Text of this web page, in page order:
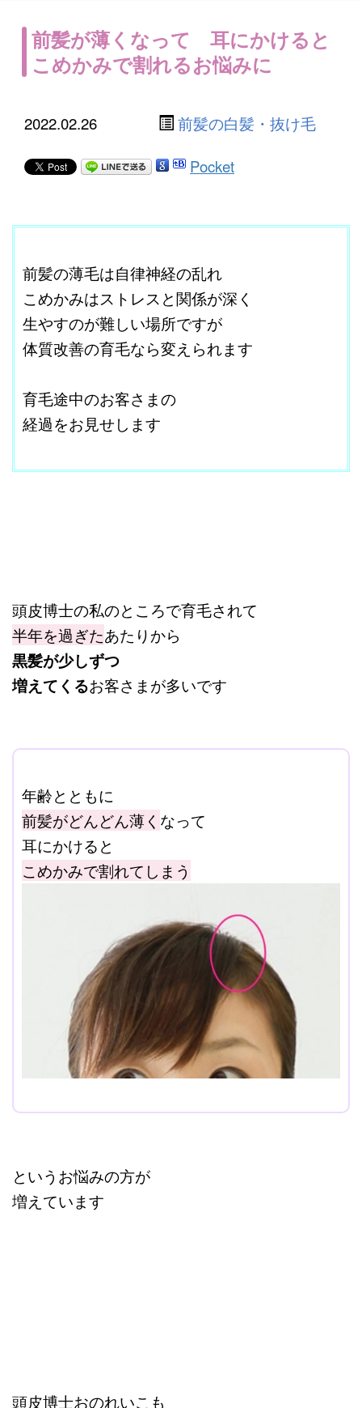
前髪が薄くなって 耳にかけると
こめかみで割れるお悩みに
2022.02.26 前髪の白髪・抜け毛
Pocket
前髪の薄毛は自律神経の乱れ
こめかみはストレスと関係が深く
生やすのが難しい場所ですが
体質改善の育毛なら変えられます
育毛途中のお客さまの
経過をお見せします
頭皮博士の私のところで育毛されて
半年を過ぎたあたりから
黒髪が少しずつ
増えてくるお客さまが多いです
年齢とともに
前髪がどんどん薄く なって
耳にかけると
こめかみで割れてしまう
というお悩みの方が
増えています
頭皮博士おのれいこも